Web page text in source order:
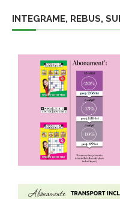
INTEGRAME, REBUS,